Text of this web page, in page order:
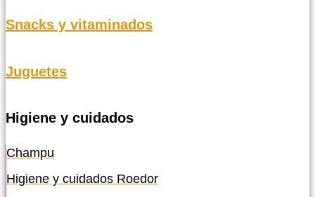
Snacks y vitaminados
Juguetes
Higiene y cuidados
Champu
Higiene y cuidados Roedor